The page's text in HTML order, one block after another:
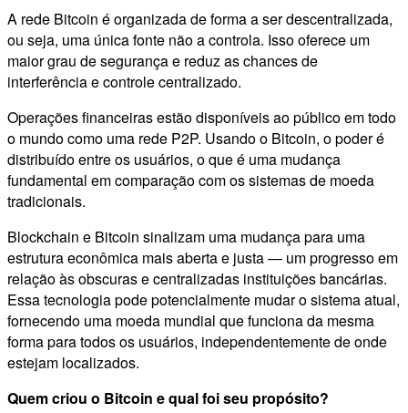
A rede Bitcoin é organizada de forma a ser descentralizada,
ou seja, uma única fonte não a controla. Isso oferece um
maior grau de segurança e reduz as chances de
interferência e controle centralizado.
Operações financeiras estão disponíveis ao público em todo
o mundo como uma rede P2P. Usando o Bitcoin, o poder é
distribuído entre os usuários, o que é uma mudança
fundamental em comparação com os sistemas de moeda
tradicionais.
Blockchain e Bitcoin sinalizam uma mudança para uma
estrutura econômica mais aberta e justa — um progresso em
relação às obscuras e centralizadas instituições bancárias.
Essa tecnologia pode potencialmente mudar o sistema atual,
fornecendo uma moeda mundial que funciona da mesma
forma para todos os usuários, independentemente de onde
estejam localizados.
Quem criou o Bitcoin e qual foi seu propósito?